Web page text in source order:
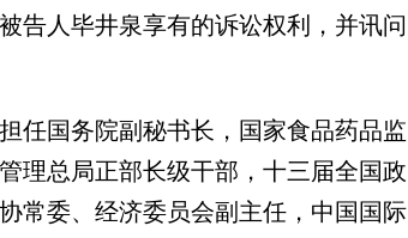
人毕井泉享有的诉讼权利，并讯问
国务院副秘书长，国家食品药品监
理总局正部长级干部，十三届全国政
常委、经济委员会副主任，中国国际